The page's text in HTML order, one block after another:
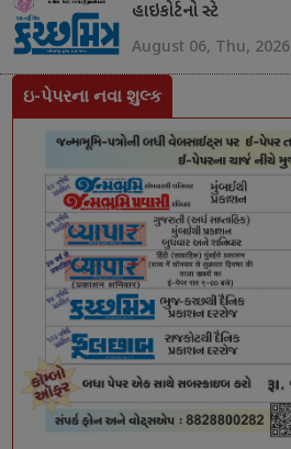
હાઇકોર્ટનો સ્ટે
August 06, Thu, 2026
ઇ-પેપરના નવા શુલ્ક